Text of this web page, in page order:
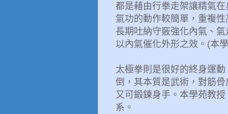
都是藉由行拳走架讓精氣
氣功的動作較簡單，重複
長期吐納守竅強化內氣、
以內氣催化外形之效。(本
太極拳則是很好的終身運
倒， 其本質是武術， 對筋骨
又可鍛鍊身手。本學苑教授
系。